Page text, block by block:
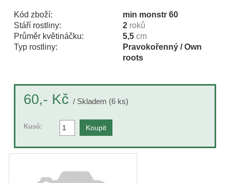
Kód zboží:
min monstr 60
Stáří rostliny:
2 roků
Průměr květináčku:
5,5 cm
Typ rostliny:
Pravokořenný / Own
roots
60,- Kč / Skladem (6 ks)
Kusů: